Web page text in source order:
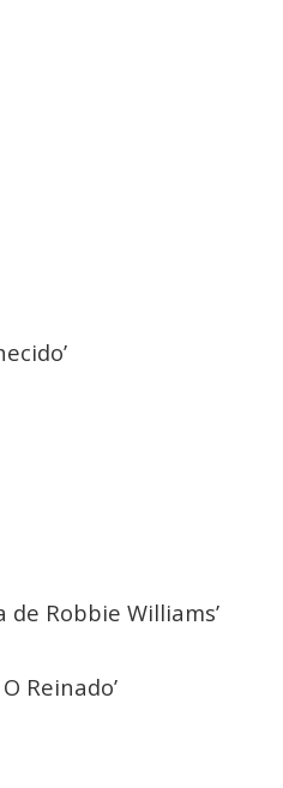
Robbie Williams’
Reinado’